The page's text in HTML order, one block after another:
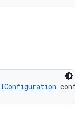
IConfiguration